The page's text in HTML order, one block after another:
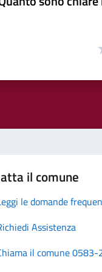
il comune
le domande
Assistenza
il comune 0583-